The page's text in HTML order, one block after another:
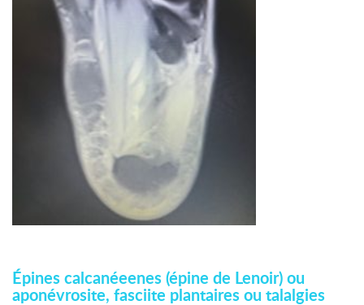
Épines calcanéeenes (épine de Lenoir) ou
aponévrosite, fasciite plantaires ou talalgies